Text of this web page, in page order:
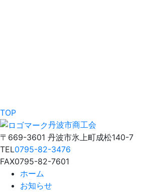
TOP
丹波市商工会
〒669-3601 丹波市氷上町成松140-7
TEL0795-82-3476
FAX0795-82-7601
ホーム
お知らせ